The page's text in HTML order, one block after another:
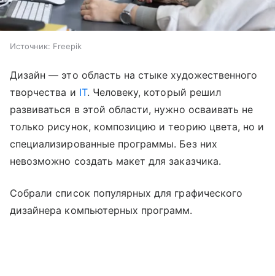
Источник: Freepik
Дизайн — это область на стыке художественного
творчества и IT. Человеку, который решил
развиваться в этой области, нужно осваивать не
только рисунок, композицию и теорию цвета, но и
специализированные программы. Без них
невозможно создать макет для заказчика.
Собрали список популярных для графического
дизайнера компьютерных программ.